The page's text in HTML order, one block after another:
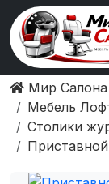
Мир Салона
Мебель
Столики